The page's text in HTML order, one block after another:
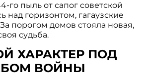
го пыль от сапог советской
над горизонтом, гагаузские
порогом домов стояла новая,
судьба.
ХАРАКТЕР ПОД
ВОЙНЫ